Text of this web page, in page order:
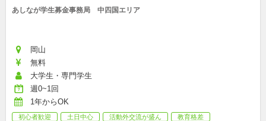
あしなが学生募金事務局　中四国エリア
岡山
無料
大学生・専門学生
週0~1回
1年からOK
初心者歓迎 土日中心 活動外交流が盛ん
教育格差